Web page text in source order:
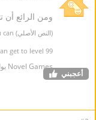
ومن الرائع أن
(النص الأصلي) It will continue as long as you can.
to level 99.......
Novel Games بواسطة
أعجبني